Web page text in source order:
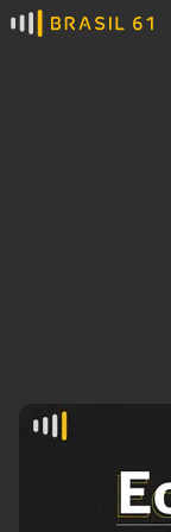
Ver todas as
Agronegócios